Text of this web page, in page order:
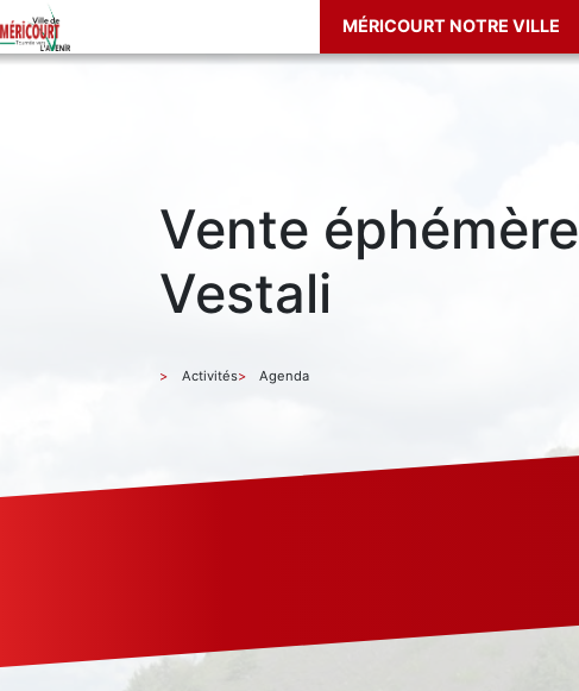
MÉRICOURT NOTRE VILLE
Vente éphémère
Vestali
Activités Agenda